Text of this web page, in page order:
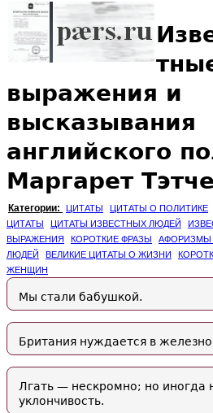
выражения и
высказывания
английского
Маргарет
Категории: ЦИТАТЫ ЦИТАТЫ О ПОЛИТИКЕ
ЦИТАТЫ
ЦИТАТЫ ИЗВЕСТНЫХ ЛЮДЕЙ
ВЫРАЖЕНИЯ
КОРОТКИЕ ФРАЗЫ
АФОРИЗМЫ
ЛЮДЕЙ
ВЕЛИКИЕ ЦИТАТЫ О ЖИЗНИ
ЖЕНЩИН
Мы стали бабушкой.
Британия нуждается в
Лгать — нескромно; но иногда
уклончивость.